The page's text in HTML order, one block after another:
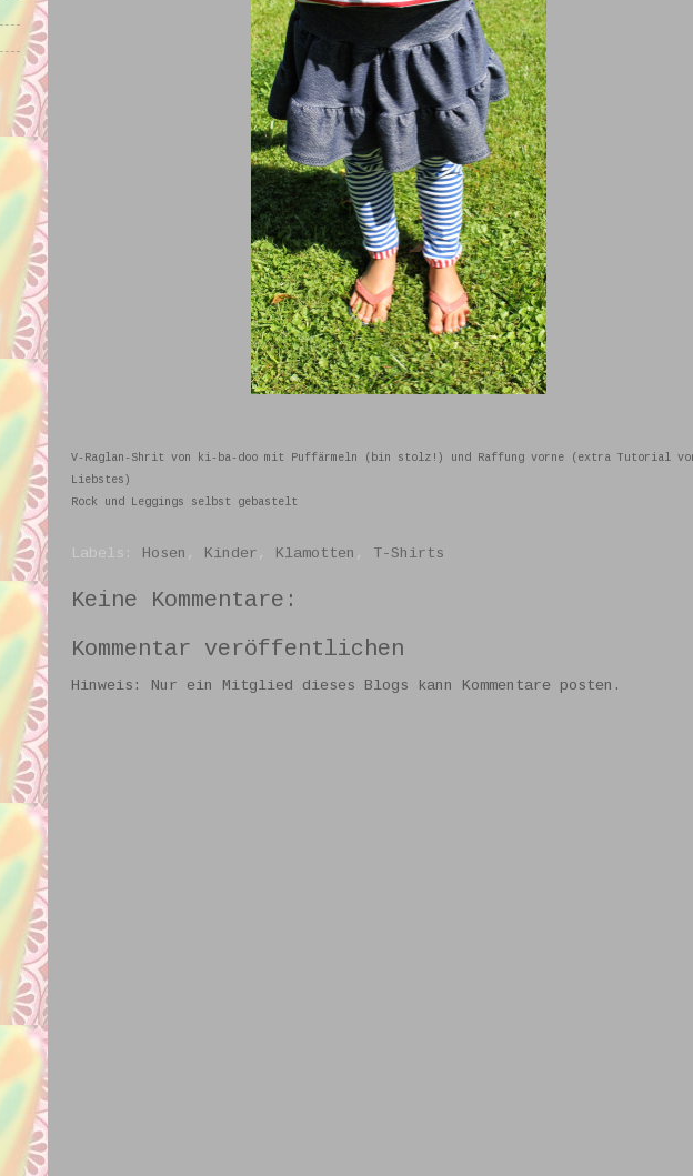
V-Raglan-Shrit von ki-ba-doo mit Puffärmeln (bin stolz!) und Raffung vorne (extra Tutorial
Liebstes)
Rock und Leggings selbst gebastelt
Labels: Hosen , Kinder , Klamotten , T-Shirts
Keine Kommentare:
Kommentar veröffentlichen
Hinweis: Nur ein Mitglied dieses Blogs kann Kommentare posten.